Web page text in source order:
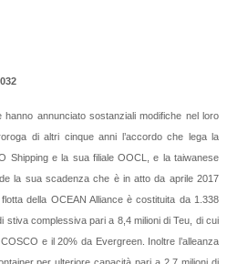
annunciato sostanziali modifiche nel loro
di altri cinque anni l’accordo che lega la
Shipping e la sua filiale OOCL, e la taiwanese
la sua scadenza che è in atto da aprile 2017
della OCEAN Alliance è costituita da 1.338
stiva complessiva pari a 8,4 milioni di Teu, di cui
e il 20% da Evergreen. Inoltre l’alleanza